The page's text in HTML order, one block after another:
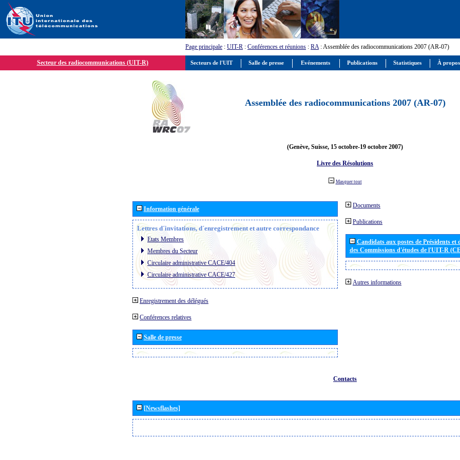
Page principale : UIT-R : Conférences et réunions : RA: Assemblée des radiocommunications 2007 (AR-07)
Secteur des radiocommunications (UIT-R)
Assemblée des radiocommunications 2007 (AR-07)
(Genève, Suisse, 15 octobre-19 octobre 2007)
Livre des Résolutions
Masquer tout
Information générale
Lettres d´invitations, d´enregistrement et autre correspondance
Etats Membres
Membres du Secteur
Circulaire administrative CACE/404
Circulaire administrative CACE/427
Enregistrement des délégués
Conférences relatives
Salle de presse
Documents
Publications
Candidats aux postes de Présidents et
des Commissions d'études de l'UIT-R
Autres informations
Contacts
[Newsflashes]
Secteurs de l'UIT Salle de presse Evénements Publications Statistiques À